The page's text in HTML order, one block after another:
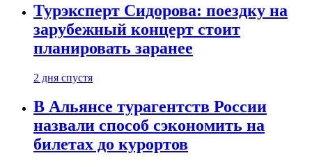
Турэксперт Сидорова: поездку на
зарубежный концерт стоит
планировать заранее
2 дня спустя
В Альянсе турагентств России
назвали способ сэкономить на
билетах до курортов